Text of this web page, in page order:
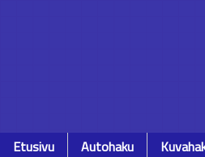
Etusivu Autohaku